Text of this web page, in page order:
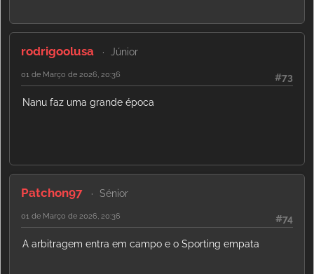
rodrigoolusa Júnior
#73
01 de Março de 2026, 20:36
Nanu faz uma grande época
Patchon97 Sénior
#74
01 de Março de 2026, 20:36
A arbitragem entra em campo e o Sporting empata